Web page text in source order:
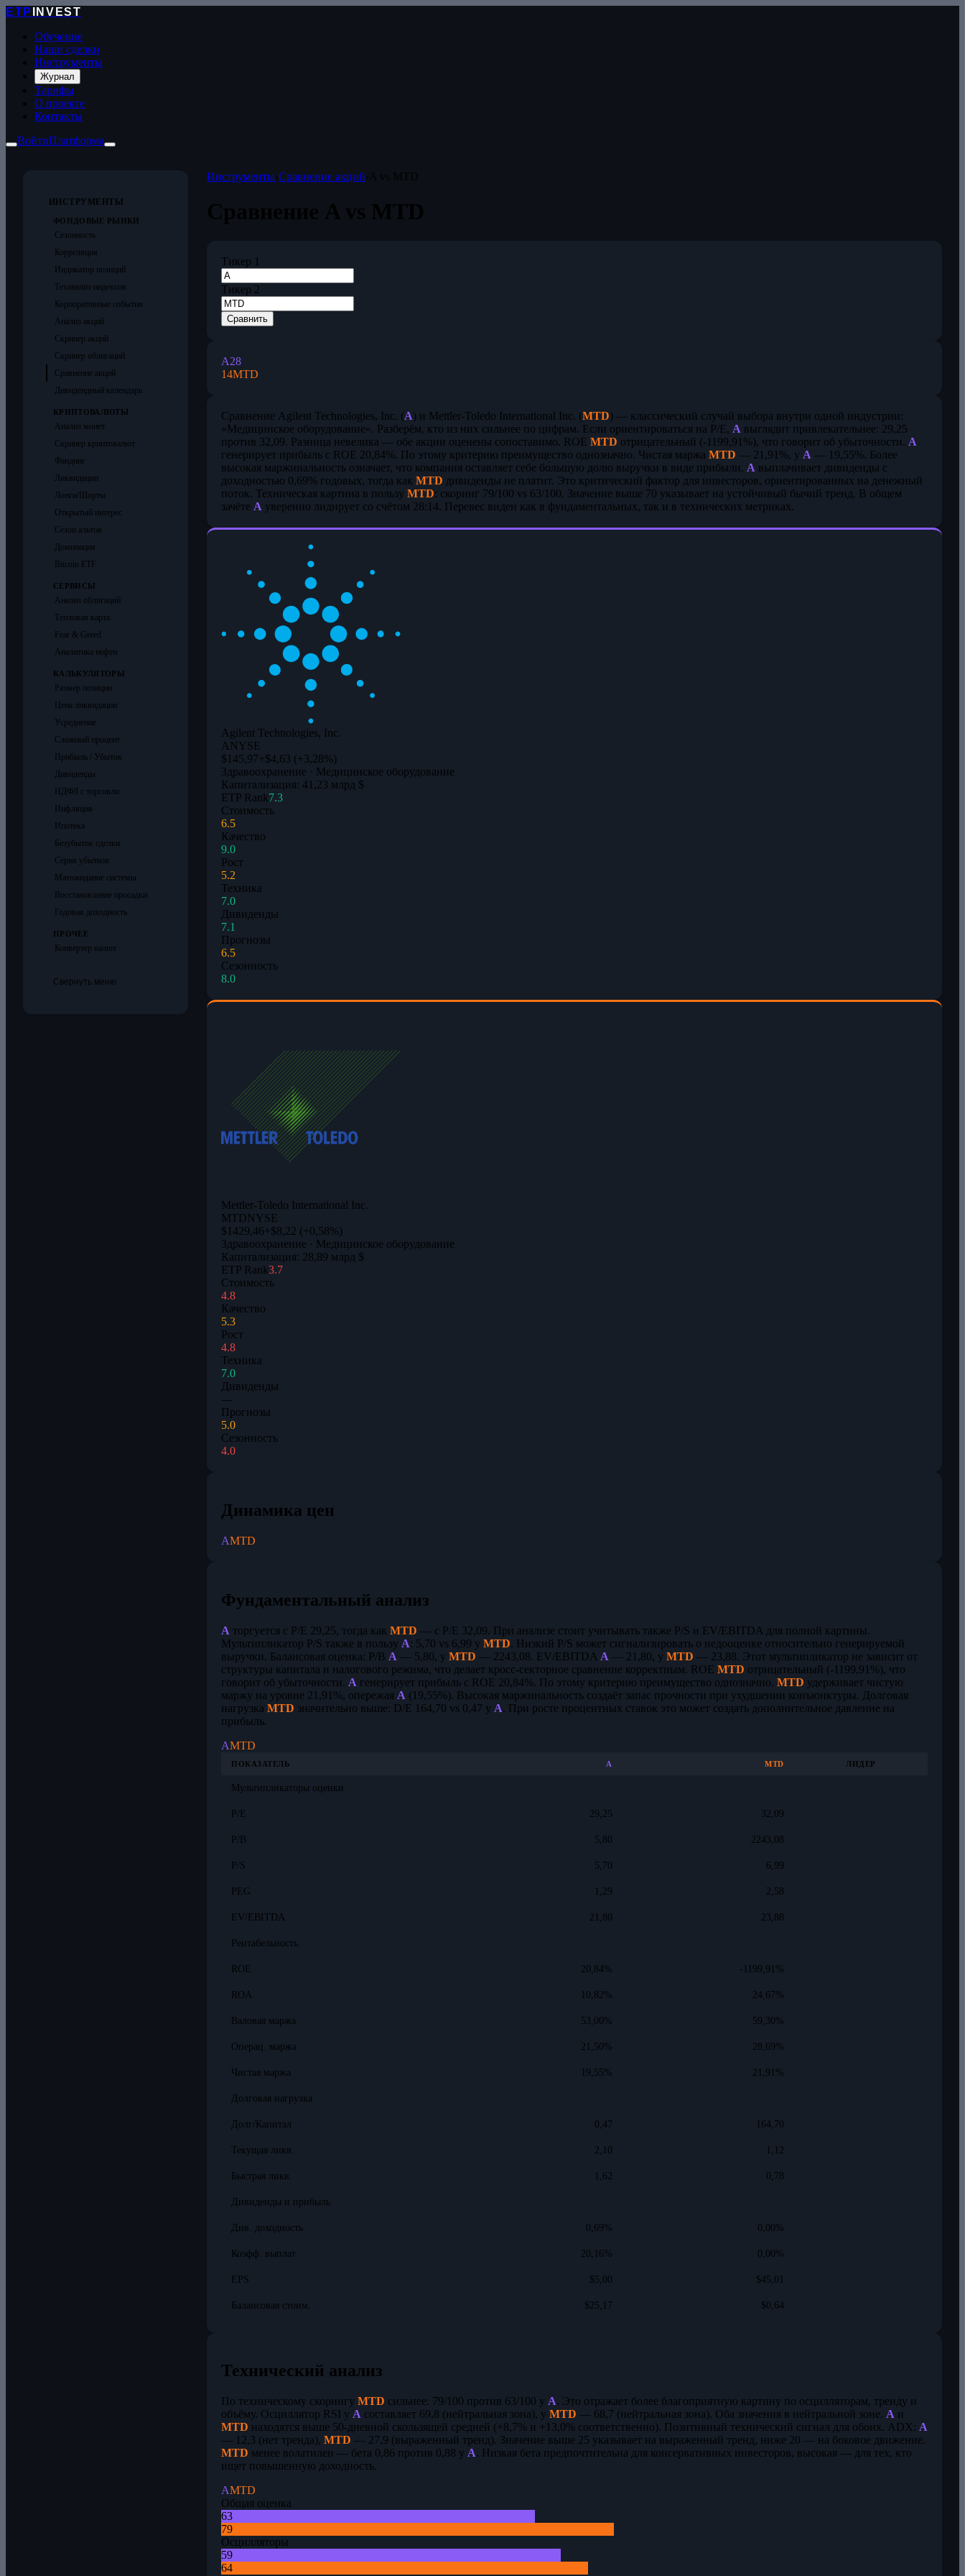
ETP
INVEST
Обучение
Наши сделки
Инструменты
Журнал
Тарифы
О проекте
Контакты
ВойтиПлатформа
ИНСТРУМЕНТЫ
ФОНДОВЫЕ РЫНКИ
Сезонность
Корреляция
Индикатор позиций
Теханализ индексов
Корпоративные события
Анализ акций
Скринер акций
Скринер облигаций
Сравнение акций
Дивидендный календарь
КРИПТОВАЛЮТЫ
Анализ монет
Скринер криптовалют
Фандинг
Ликвидации
Лонги/Шорты
Открытый интерес
Сезон альтов
Доминация
Bitcoin ETF
СЕРВИСЫ
Анализ облигаций
Тепловая карта
Fear & Greed
Аналитика нефти
КАЛЬКУЛЯТОРЫ
Размер позиции
Цена ликвидации
Усреднение
Сложный процент
Прибыль / Убыток
Дивиденды
НДФЛ с торговли
Инфляция
Ипотека
Безубыток сделки
Серия убытков
Матожидание системы
Восстановление просадки
Годовая доходность
ПРОЧЕЕ
Конвертер валют
Свернуть меню
Инструменты› Сравнение акций
Тикер 1
Тикер 2
Сравнить
A28
14MTD
Сравнение Agilent Technologies, Inc. (A) и Mettler-Toledo International Inc. (MTD) — классический случай выбора внутри одной индустрии:
«Медицинское оборудование». Разберём, кто из них сильнее по цифрам. Если ориентироваться на P/E, A выглядит привлекательнее: 29,25
против 32,09. Разница невелика — обе акции оценены сопоставимо. ROE MTD отрицательный (-1199,91%), что говорит об убыточности. A
генерирует прибыль с ROE 20,84%. По этому критерию преимущество однозначно. Чистая маржа MTD — 21,91%, у A — 19,55%. Более
высокая маржинальность означает, что компания оставляет себе бо́льшую долю выручки в виде прибыли. A выплачивает дивиденды с
доходностью 0,69% годовых, тогда как MTD дивиденды не платит. Это критический фактор для инвесторов, ориентированных на денежный
поток. Техническая картина в пользу MTD: скоринг 79/100 vs 63/100. Значение выше 70 указывает на устойчивый бычий тренд. В общем
зачёте A уверенно лидирует со счётом 28:14. Перевес виден как в фундаментальных, так и в технических метриках.
Agilent Technologies, Inc.
ANYSE
$145,97+$4,63 (+3,28%)
Здравоохранение · Медицинское оборудование
Капитализация: 41,23 млрд $
ETP Rank7.3
Стоимость
6.5
Качество
9.0
Рост
5.2
Техника
7.0
Дивиденды
7.1
Прогнозы
6.5
Сезонность
8.0
Mettler-Toledo International Inc.
MTDNYSE
$1429,46+$8,22 (+0,58%)
Здравоохранение · Медицинское оборудование
Капитализация: 28,89 млрд $
ETP Rank3.7
Стоимость
4.8
Качество
5.3
Рост
4.8
Техника
7.0
Дивиденды
—
Прогнозы
5.0
Сезонность
4.0
Динамика цен
AMTD
Фундаментальный анализ
A торгуется с P/E 29,25, тогда как MTD — с P/E 32,09. При анализе стоит учитывать также P/S и EV/EBITDA для полной картины.
Мультипликатор P/S также в пользу A: 5,70 vs 6,99 у MTD. Низкий P/S может сигнализировать о недооценке относительно генерируемой
выручки. Балансовая оценка: P/B A — 5,80, у MTD — 2243,08. EV/EBITDA A — 21,80, у MTD — 23,88. Этот мультипликатор не зависит от
структуры капитала и налогового режима, что делает кросс-секторное сравнение корректным. ROE MTD отрицательный (-1199,91%), что
говорит об убыточности. A генерирует прибыль с ROE 20,84%. По этому критерию преимущество однозначно. MTD удерживает чистую
маржу на уровне 21,91%, опережая A (19,55%). Высокая маржинальность создаёт запас прочности при ухудшении конъюнктуры. Долговая
нагрузка MTD значительно выше: D/E 164,70 vs 0,47 у A. При росте процентных ставок это может создать дополнительное давление на
прибыль.
AMTD
ПОКАЗАТЕЛЬ A MTD ЛИДЕР
Мультипликаторы оценки
P/E 29,25 32,09
P/B 5,80 2243,08
P/S 5,70 6,99
PEG 1,29 2,58
EV/EBITDA 21,80 23,88
Рентабельность
ROE 20,84% -1199,91%
ROA 10,82% 24,67%
Валовая маржа 53,00% 59,30%
Операц. маржа 21,50% 28,69%
Чистая маржа 19,55% 21,91%
Долговая нагрузка
Долг/Капитал 0,47 164,70
Текущая ликв. 2,10 1,12
Быстрая ликв. 1,62 0,78
Дивиденды и прибыль
Див. доходность 0,69% 0,00%
Коэфф. выплат 20,16% 0,00%
EPS $5,00 $45,01
Балансовая стоим. $25,17 $0,64
Технический анализ
По техническому скорингу MTD сильнее: 79/100 против 63/100 у A. Это отражает более благоприятную картину по осцилляторам, тренду и
объёму. Осциллятор RSI у A составляет 69,8 (нейтральная зона), у MTD — 68,7 (нейтральная зона). Оба значения в нейтральной зоне. A и
MTD находятся выше 50-дневной скользящей средней (+8,7% и +13,0% соответственно). Позитивный технический сигнал для обоих. ADX: A
— 12,3 (нет тренда), MTD — 27,9 (выраженный тренд). Значение выше 25 указывает на выраженный тренд, ниже 20 — на боковое движение.
MTD менее волатилен — бета 0,86 против 0,88 у A. Низкая бета предпочтительна для консервативных инвесторов, высокая — для тех, кто
ищет повышенную доходность.
AMTD
Общая оценка
63
79
Осцилляторы
59
64